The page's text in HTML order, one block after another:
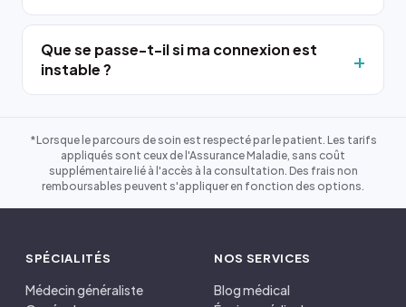
Que se passe-t-il si ma connexion est
instable ?
*Lorsque le parcours de soin est respecté par le patient. Les tarifs
appliqués sont ceux de l'Assurance Maladie, sans coût
supplémentaire lié à l'accès à la consultation. Des frais non
remboursables peuvent s'appliquer en fonction des options.
SPÉCIALITÉS
Médecin généraliste
NOS SERVICES
Blog médical